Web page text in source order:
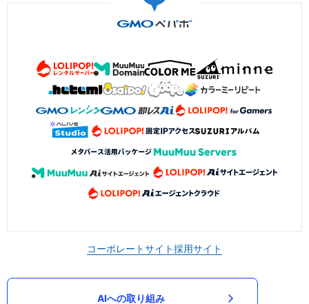
コーポレートサイト採用サイト
AIへの取り組み